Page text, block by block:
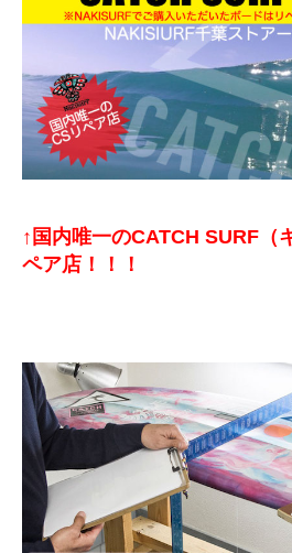
↑国内唯一のCATCH SURF（
ペア店！！！